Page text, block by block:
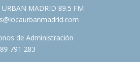
URBAN MADRID 89.5 FM
de Administración
791 283